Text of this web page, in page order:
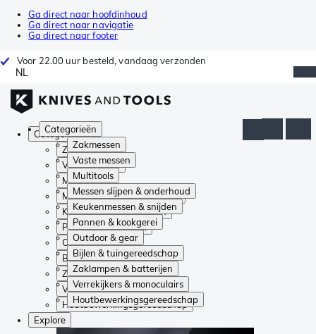
Ga direct naar hoofdinhoud
Ga direct naar navigatie
Ga direct naar footer
Voor 22.00 uur besteld, vandaag verzonden
NL
Categorieën
Zakmessen
Vaste messen
Multitools
Messen slijpen & onderhoud
Keukenmessen & snijden
Pannen & kookgerei
Outdoor & gear
Bijlen & tuingereedschap
Zaklampen & batterijen
Verrekijkers & monoculairs
Houtbewerkingsgereedschap
Categorieën
Zakmessen
Vaste messen
Multitools
Messen slijpen & onderhoud
Keukenmessen & snijden
Pannen & kookgerei
Outdoor & gear
Bijlen & tuingereedschap
Zaklampen & batterijen
Verrekijkers & monoculairs
Houtbewerkingsgereedschap
Explore